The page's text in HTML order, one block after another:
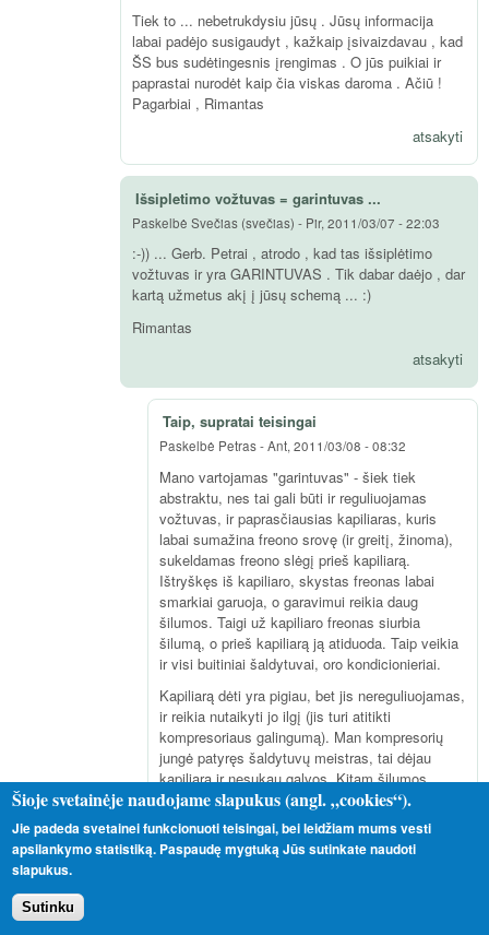
Tiek to ... nebetrukdysiu jūsų . Jūsų informacija
labai padėjo susigaudyt , kažkaip įsivaizdavau , kad
ŠS bus sudėtingesnis įrengimas . O jūs puikiai ir
paprastai nurodėt kaip čia viskas daroma . Ačiū !
Pagarbiai , Rimantas
atsakyti
Išsipletimo vožtuvas = garintuvas ...
Paskelbė Svečias (svečias) - Pir, 2011/03/07 - 22:03
:-)) ... Gerb. Petrai , atrodo , kad tas išsiplėtimo
vožtuvas ir yra GARINTUVAS . Tik dabar daėjo , dar
kartą užmetus akį į jūsų schemą ... :)
Rimantas
atsakyti
Taip, supratai teisingai
Paskelbė Petras-Ant, 2011/03/08 - 08:32
Mano vartojamas "garintuvas" - šiek tiek
abstraktu, nes tai gali būti ir reguliuojamas
vožtuvas, ir paprasčiausias kapiliaras, kuris
labai sumažina freono srovę (ir greitį, žinoma),
sukeldamas freono slėgį prieš kapiliarą.
Ištryškęs iš kapiliaro, skystas freonas labai
smarkiai garuoja, o garavimui reikia daug
šilumos. Taigi už kapiliaro freonas siurbia
šilumą, o prieš kapiliarą ją atiduoda. Taip veikia
ir visi buitiniai šaldytuvai, oro kondicionieriai.
Kapiliarą dėti yra pigiau, bet jis nereguliuojamas,
ir reikia nutaikyti jo ilgį (jis turi atitikti
kompresoriaus galingumą). Man kompresorių
jungė patyręs šaldytuvų meistras, tai dėjau
kapiliarą ir nesukau galvos. Kitam šilumos
siurbliui dėjau reguliuojamą vožtuvą. Jis
brangesnis, bet patogesnis - reguliuojant
vožtuvą, galima optimaliai suderinti freono
sistemą. Sakyčiau, tai nesunku padaryti ir
Šioje svetainėje naudojame slapukus (angl. „cookies“).
Jie padeda svetainei funkcionuoti teisingai, bei leidžiam mums vesti
apsilankymo statistiką. Paspaudę mygtuką Jūs sutinkate naudoti
slapukus.
Sutinku